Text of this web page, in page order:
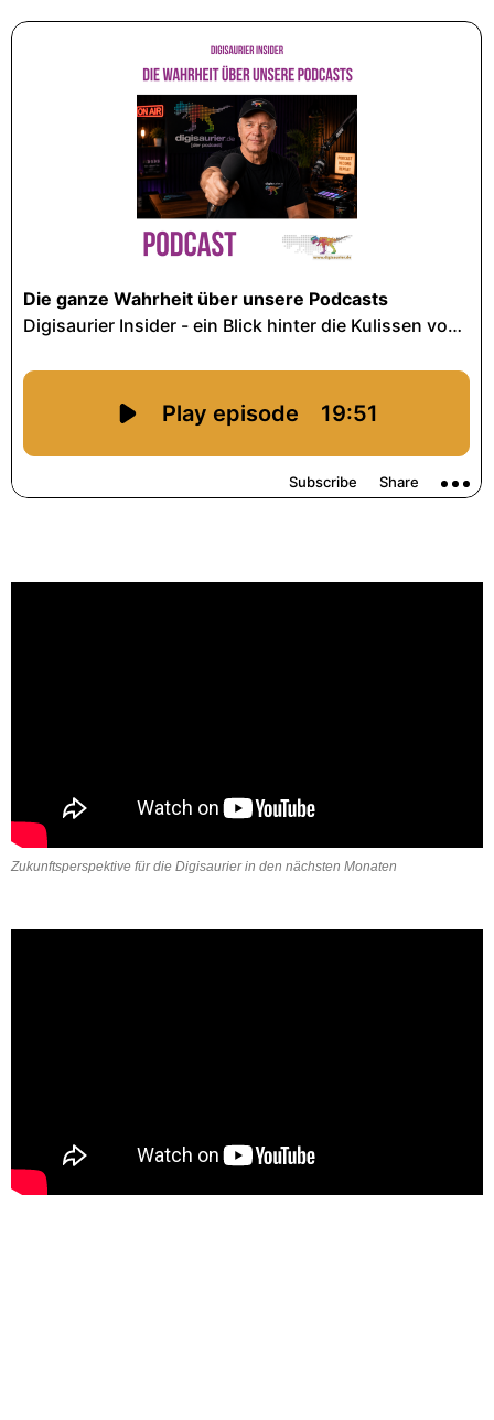
Zukunftsperspektive für die Digisaurier in den nächsten Monaten